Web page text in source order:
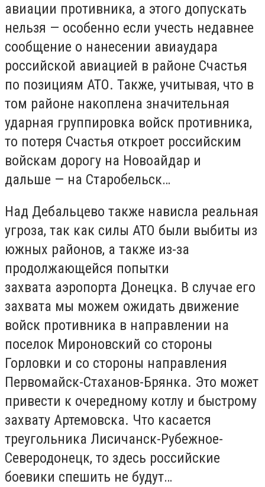
авиации противника, а этого допускать
нельзя — особенно если учесть недавнее
сообщение о нанесении авиаудара
российской авиацией в районе Счастья
по позициям АТО. Также, учитывая, что в
том районе накоплена значительная
ударная группировка войск противника,
то потеря Счастья откроет российским
войскам дорогу на Новоайдар и
дальше — на Старобельск…
Над Дебальцево также нависла реальная
угроза, так как силы АТО были выбиты из
южных районов, а также из-за
продолжающейся попытки
захвата аэропорта Донецка. В случае его
захвата мы можем ожидать движение
войск противника в направлении на
поселок Мироновский со стороны
Горловки и со стороны направления
Первомайск-Стаханов-Брянка. Это может
привести к очередному котлу и быстрому
захвату Артемовска. Что касается
треугольника Лисичанск-Рубежное-
Северодонецк, то здесь российские
боевики спешить не будут…